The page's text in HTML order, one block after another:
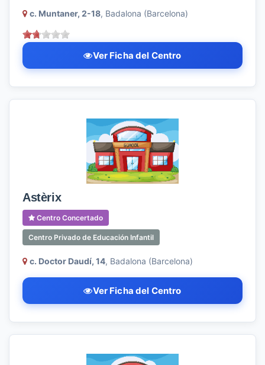
c. Muntaner, 2-18, Badalona (Barcelona)
Ver Ficha del Centro
Astèrix
Centro Concertado
Centro Privado de Educación Infantil
c. Doctor Daudí, 14, Badalona (Barcelona)
Ver Ficha del Centro